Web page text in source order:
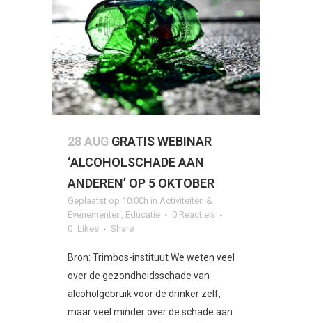
28 AUG GRATIS WEBINAR
‘ALCOHOLSCHADE AAN
ANDEREN’ OP 5 OKTOBER
Geplaatst op 10:00h in Activiteiten &
Evenementen Educatie
0 Reactie's
0 Likes Share
Bron: Trimbos-instituut We weten veel
over de gezondheidsschade van
alcoholgebruik voor de drinker zelf,
maar veel minder over de schade aan